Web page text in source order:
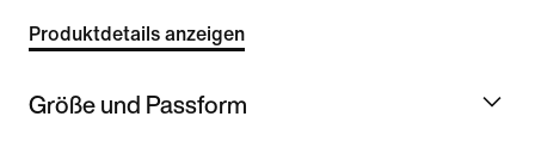
Produktdetails anzeigen
Größe und Passform